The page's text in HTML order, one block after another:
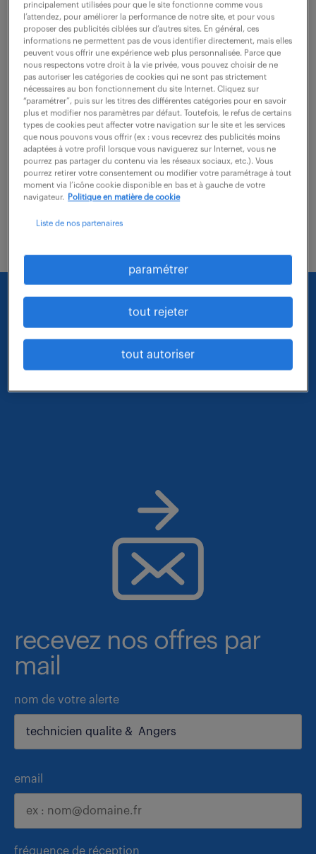
30 000 € / an
Rattaché au Supplier Quality Manager et intégré dans
une équipe de 3 personnes, vos missions sont les
suivantes : -Industrialisation & Homologation
Fournisseurs : vous structurez les démarches...
voir l'offre
Nous faisons le maximum pour trouver un emploi
qui vous correspond parmi nos offres :
- métier et compétences : technicien qualite
recevez nos offres par
mail
nom de votre alerte
email
fréquence de réception
principalement utilisées pour que le site fonctionne comme vous
l’attendez, pour améliorer la performance de notre site, et pour vous
proposer des publicités ciblées sur d’autres sites. En général, ces
informations ne permettent pas de vous identifier directement, mais elles
peuvent vous offrir une expérience web plus personnalisée. Parce que
nous respectons votre droit à la vie privée, vous pouvez choisir de ne
pas autoriser les catégories de cookies qui ne sont pas strictement
nécessaires au bon fonctionnement du site Internet. Cliquez sur
“paramétrer”, puis sur les titres des différentes catégories pour en savoir
plus et modifier nos paramètres par défaut. Toutefois, le refus de certains
types de cookies peut affecter votre navigation sur le site et les services
que nous pouvons vous offrir (ex : vous recevrez des publicités moins
adaptées à votre profil lorsque vous naviguerez sur Internet, vous ne
pourrez pas partager du contenu via les réseaux sociaux, etc.). Vous
pourrez retirer votre consentement ou modifier votre paramétrage à tout
moment via l’icône cookie disponible en bas et à gauche de votre
navigateur.
Politique en matière de cookie
Liste de nos partenaires
paramétrer
tout rejeter
tout autoriser